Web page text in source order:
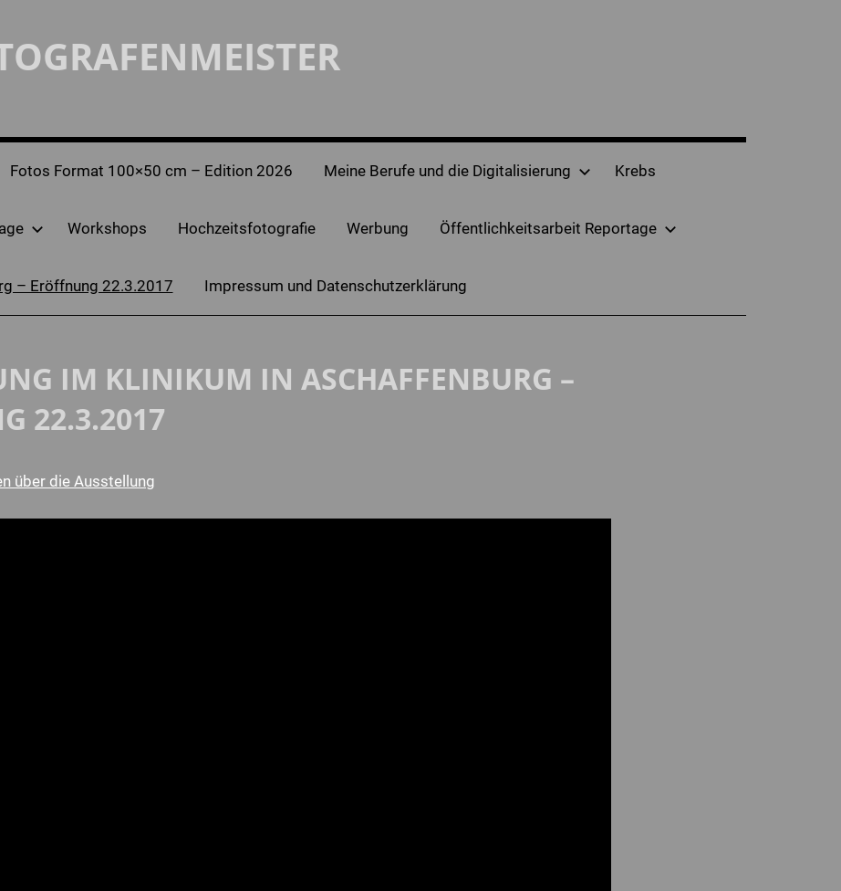
Fotos Format 100×50 cm – Edition 2026 Meine Berufe und die Digitalisierung Krebs
Workshops Hochzeitsfotografie Werbung Öffentlichkeitsarbeit Reportage
– Eröffnung 22.3.2017 Impressum und Datenschutzerklärung
IM KLINIKUM IN ASCHAFFENBURG –
22.3.2017
über die Ausstellung